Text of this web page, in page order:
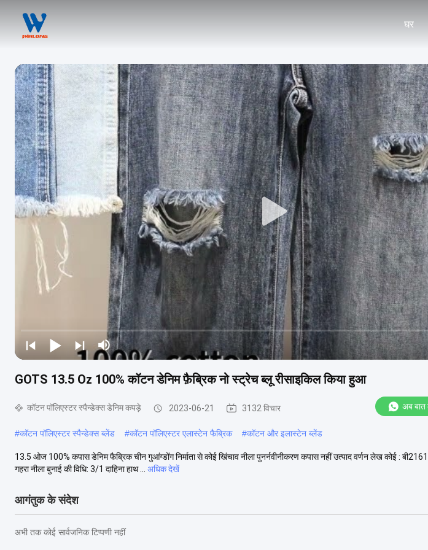
घर
GOTS 13.5 Oz 100% कॉटन डेनिम फ़ैब्रिक नो स्ट्रेच ब्लू रीसाइकिल किया हुआ
कॉटन पॉलिएस्टर स्पैन्डेक्स डेनिम कपड़े 2023-06-21 3132 विचार अब बात
#कॉटन पॉलिएस्टर स्पैन्डेक्स ब्लेंड #कॉटन पॉलिएस्टर एलास्टेन फैब्रिक #कॉटन और इलास्टेन ब्लेंड
13.5 ओज 100% कपास डेनिम फैब्रिक चीन गुआंग्डोंग निर्माता से कोई खिंचाव नीला पुनर्नवीनीकरण कपास नहीं उत्पाद वर्णन लेख कोई :
गहरा नीला बुनाई की विधि: 3/1 दाहिना हाथ ...
अधिक देखें
आगंतुक के संदेश
अभी तक कोई सार्वजनिक टिप्पणी नहीं